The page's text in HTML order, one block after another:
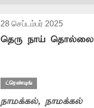
28 செப்டம்பர் 2025
தெரு நாய் தொல்லை
ட்ரெண்டிங்
நாமக்கல், நாமக்கல்